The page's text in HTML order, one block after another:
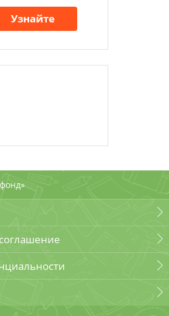
Узнайте